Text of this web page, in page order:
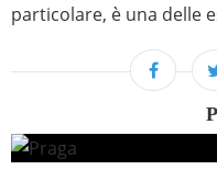
particolare, è una delle